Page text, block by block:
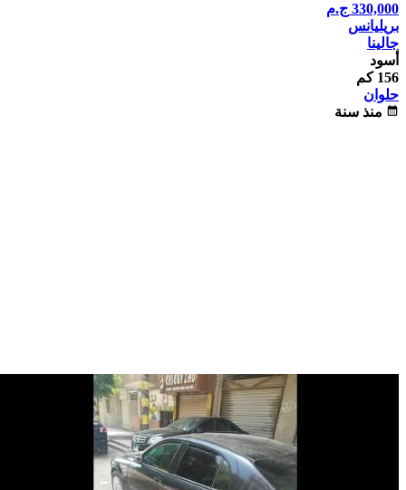
330,000 ج.م
بريليانس
جالينا
أسود
156 كم
حلوان
calendar_month منذ سنة